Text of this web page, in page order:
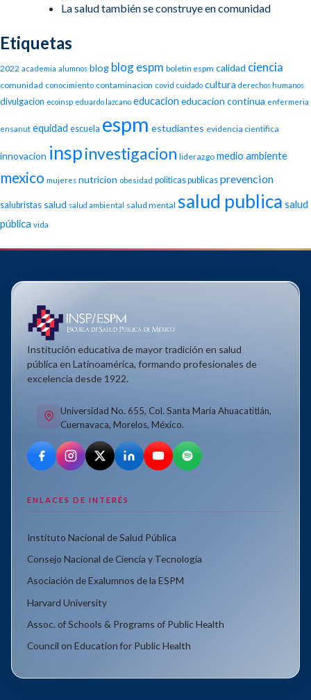
La salud también se construye en comunidad
Etiquetas
2022 academia alumnos blog blog espm boletin espm calidad ciencia
comunidad conocimiento contaminacion covid cuidado cultura derechos humanos
divulgacion ecoinsp eduardo lazcano educacion educacion continua enfermeria
ensanut equidad escuela espm estudiantes evidencia cientifica
innovacion inspinvestigacion liderazgo medio ambiente
mexico mujeres nutricion obesidad politicas publicas prevencion
salubristas salud salud ambiental salud mental salud publica salud
pública vida
Institución educativa de mayor tradición en salud
pública en Latinoamérica, formando profesionales de
excelencia desde 1922.
Universidad No. 655, Col. Santa María Ahuacatitlán,
Cuernavaca, Morelos, México.
ENLACES DE INTERÉS
Instituto Nacional de Salud Pública
Consejo Nacional de Ciencia y Tecnología
Asociación de Exalumnos de la ESPM
Harvard University
Assoc. of Schools & Programs of Public Health
Council on Education for Public Health